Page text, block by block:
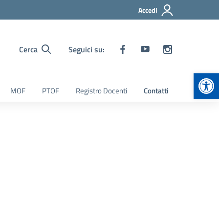
Accedi
Cerca Seguici su:
MOF PTOF Registro Docenti Contatti